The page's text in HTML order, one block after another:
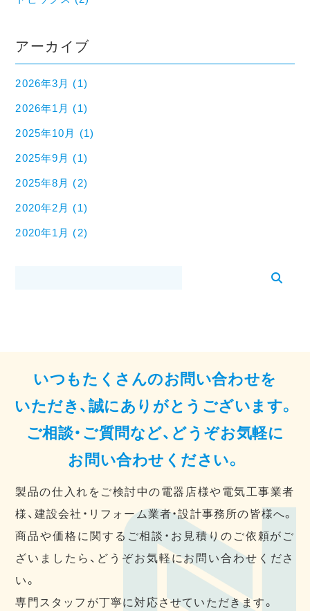
アーカイブ
2026年3月 (1)
2026年1月 (1)
2025年10月 (1)
2025年9月 (1)
2025年8月 (2)
2020年2月 (1)
2020年1月 (2)
いつもたくさんのお問い合わせを
いただき、誠にありがとうございます。
ご相談・ご質問など、どうぞお気軽に
お問い合わせください。
製品の仕入れをご検討中の電器店様や電気工事業者
様、建設会社・リフォーム業者・設計事務所の皆様へ。
商品や価格に関するご相談・お見積りのご依頼がご
ざいましたら、どうぞお気軽にお問い合わせくださ
い。
専門スタッフが丁寧に対応させていただきます。